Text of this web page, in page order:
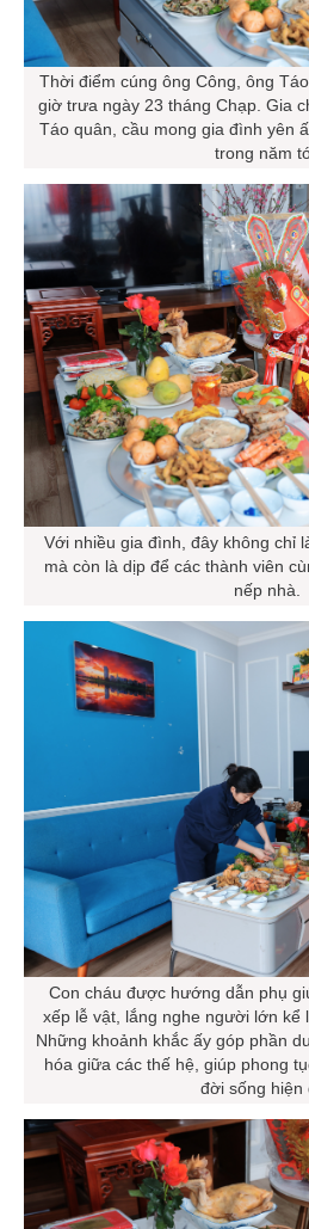
Thời điểm cúng ông Công, ông
giờ trưa ngày 23 tháng Chạp. Gia
Táo quân, cầu mong gia đình yên
trong năm
Với nhiều gia đình, đây không chỉ
mà còn là dịp để các thành viên
nếp nhà.
Con cháu được hướng dẫn phụ
xếp lễ vật, lắng nghe người lớn kể
Những khoảnh khắc ấy góp phần
hóa giữa các thế hệ, giúp phong
đời sống hiện